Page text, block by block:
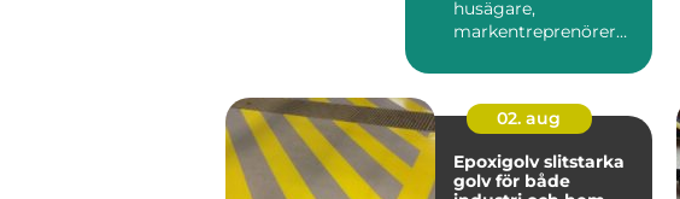
husägare,
markentreprenörer
kusttrakten ...
02. aug
Epoxigolv slitstarka
golv för både